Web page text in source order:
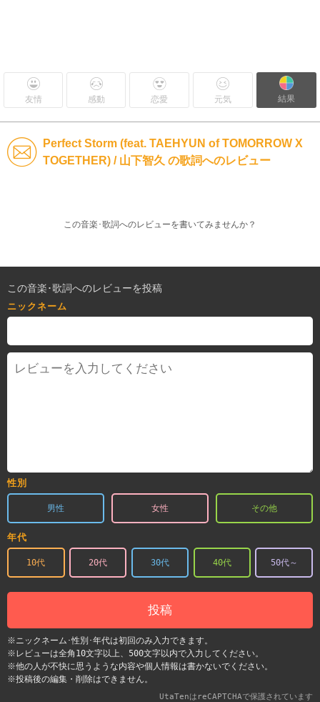
友情 感動 恋愛 元気 結果
Perfect Storm (feat. TAEHYUN of TOMORROW X
TOGETHER) / 山下智久 の歌詞へのレビュー
この音楽･歌詞へのレビューを書いてみませんか？
この音楽･歌詞へのレビューを投稿
ニックネーム
性別
男性 女性 その他
年代
10代 20代 30代 40代 50代～
投稿
※ニックネーム･性別･年代は初回のみ入力できます。
※レビューは全角10文字以上、500文字以内で入力してください。
※他の人が不快に思うような内容や個人情報は書かないでください。
※投稿後の編集・削除はできません。
UtaTenはreCAPTCHAで保護されています